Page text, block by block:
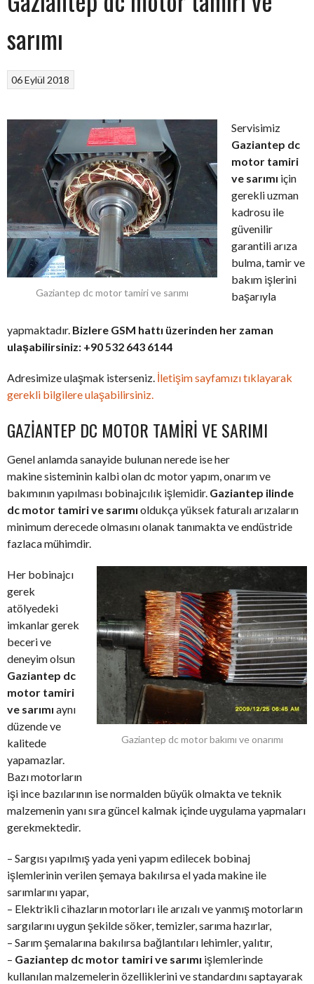
sarımı
06 Eylül 2018
Gaziantep dc motor tamiri ve sarımı
Servisimiz
Gaziantep dc
motor tamiri
ve sarımı için
gerekli uzman
kadrosu ile
güvenilir
garantili arıza
bulma, tamir ve
bakım işlerini
başarıyla
yapmaktadır. Bizlere GSM hattı üzerinden her zaman
ulaşabilirsiniz: +90 532 643 6144
Adresimize ulaşmak isterseniz. İletişim sayfamızı tıklayarak
gerekli bilgilere ulaşabilirsiniz.
GAZIANTEP DC MOTOR TAMIRI VE SARIMI
Genel anlamda sanayide bulunan nerede ise her
makine sisteminin kalbi olan dc motor yapım, onarım ve
bakımının yapılması bobinajcılık işlemidir. Gaziantep ilinde
dc motor tamiri ve sarımı oldukça yüksek faturalı arızaların
minimum derecede olmasını olanak tanımakta ve endüstride
fazlaca mühimdir.
Gaziantep dc motor bakımı ve onarımı
Her bobinajcı
gerek
atölyedeki
imkanlar gerek
beceri ve
deneyim olsun
Gaziantep dc
motor tamiri
ve sarımı aynı
düzende ve
kalitede
yapamazlar.
Bazı motorların
işi ince bazılarının ise normalden büyük olmakta ve teknik
malzemenin yanı sıra güncel kalmak içinde uygulama yapmaları
gerekmektedir.
– Sargısı yapılmış yada yeni yapım edilecek bobinaj
işlemlerinin verilen şemaya bakılırsa el yada makine ile
sarımlarını yapar,
– Elektrikli cihazların motorları ile arızalı ve yanmış motorların
sargılarını uygun şekilde söker, temizler, sarıma hazırlar,
– Sarım şemalarına bakılırsa bağlantıları lehimler, yalıtır,
– Gaziantep dc motor tamiri ve sarımı işlemlerinde
kullanılan malzemelerin özelliklerini ve standardını saptayarak